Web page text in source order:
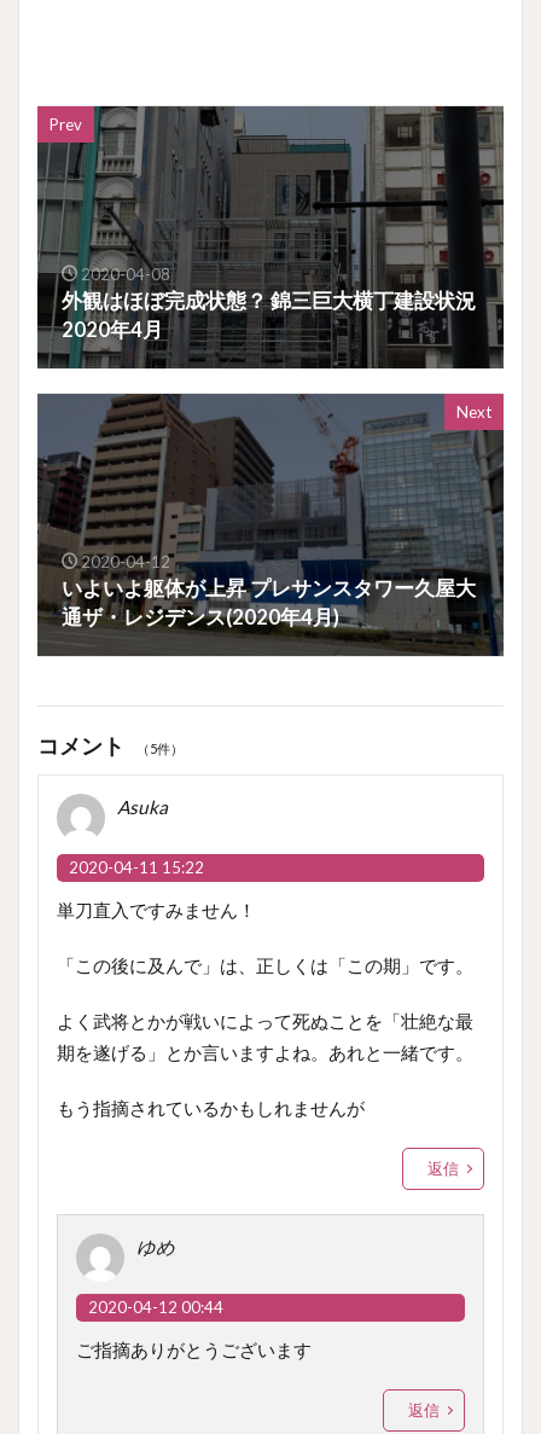
Prev
2020-04-08
外観はほぼ完成状態？ 錦三巨大横丁建設状況
2020年4月
Next
2020-04-12
いよいよ躯体が上昇 プレサンスタワー久屋大
通ザ・レジデンス(2020年4月)
コメント （5件）
Asuka
2020-04-11 15:22
単刀直入ですみません！
「この後に及んで」は、正しくは「この期」です。
よく武将とかが戦いによって死ぬことを「壮絶な最
期を遂げる」とか言いますよね。あれと一緒です。
もう指摘されているかもしれませんが
返信
ゆめ
2020-04-12 00:44
ご指摘ありがとうございます
返信